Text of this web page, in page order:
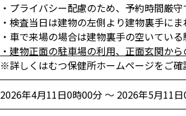
・プライバシー配慮のため、予約時間厳守
・検査当日は建物の左側より建物裏手に
・車で来場の場合は建物裏手の空いている
・建物正面の駐車場の利用、正面玄関か
※詳しくはむつ保健所ホームページをご確
2026年4月11日0時00分 ～ 2026年5月11